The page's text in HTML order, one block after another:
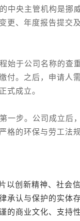
央主管机构是挪威
更、年度报告提交
于公司名称的查重
付。之后，申请人
式成立。
步。公司成立后，
格的环保与劳工法
创新精神、社会信
承认与保护的实体
的商业文化、支持